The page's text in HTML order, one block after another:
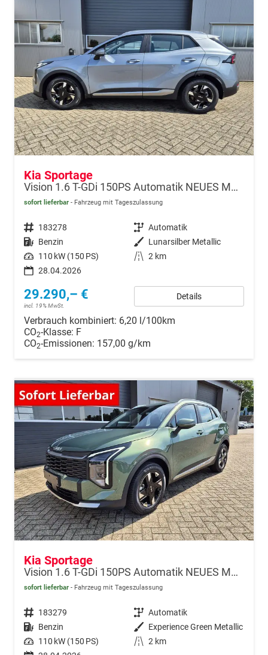
Kia Sportage
Vision 1.6 T-GDi 150PS Automatik NEUES MODELL MY26 FACELIFT Sitzheizung Lenkradheizung Klimaautomatik Navi Bluetooth Touchscreen Apple CarPlay Android Auto PDC v+h 17"LM Rückf.Kamera ACC 2x Keyless
sofort lieferbar Fahrzeug mit Tageszulassung
Fahrzeugnr. 183278 Getriebe Automatik
Kraftstoff Benzin Außenfarbe Lunarsilber Metallic
Leistung 110 kW (150 PS) Kilometerstand 2 km
28.04.2026
29.290,– €
incl. 19% MwSt.
Details
Verbrauch kombiniert: 6,20 l/100km
CO2-Klasse: F
CO2-Emissionen: 157,00 g/km
Kia Sportage
Vision 1.6 T-GDi 150PS Automatik NEUES MODELL MY26 FACELIFT Sitzheizung Lenkradheizung Klimaautomatik Navi Bluetooth Touchscreen Apple CarPlay Android Auto PDC v+h 17"LM Rückf.Kamera ACC 2x Keyless
sofort lieferbar Fahrzeug mit Tageszulassung
Fahrzeugnr. 183279 Getriebe Automatik
Kraftstoff Benzin Außenfarbe Experience Green Metallic
Leistung 110 kW (150 PS) Kilometerstand 2 km